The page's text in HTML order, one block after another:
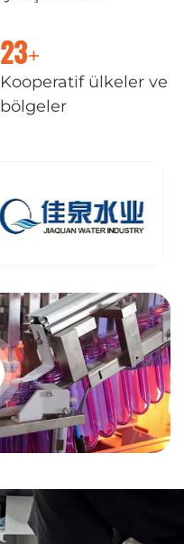
23+
Kooperatif ülkeler ve
bölgeler